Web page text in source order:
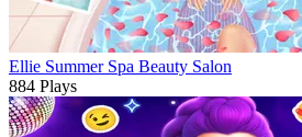
Ellie Summer Spa Beauty Salon
884 Plays